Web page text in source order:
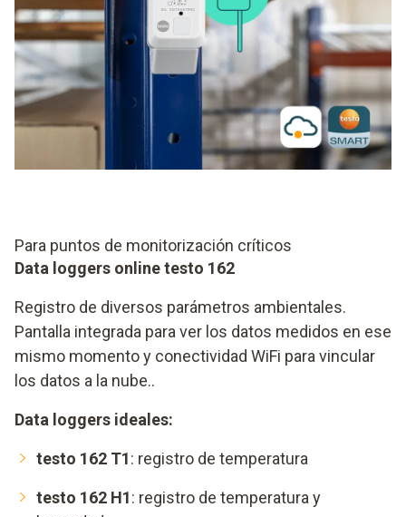
Para puntos de monitorización críticos
Data loggers online testo 162
Registro de diversos parámetros ambientales.
Pantalla integrada para ver los datos medidos en ese
mismo momento y conectividad WiFi para vincular
los datos a la nube..
Data loggers ideales:
testo 162 T1: registro de temperatura
testo 162 H1: registro de temperatura y